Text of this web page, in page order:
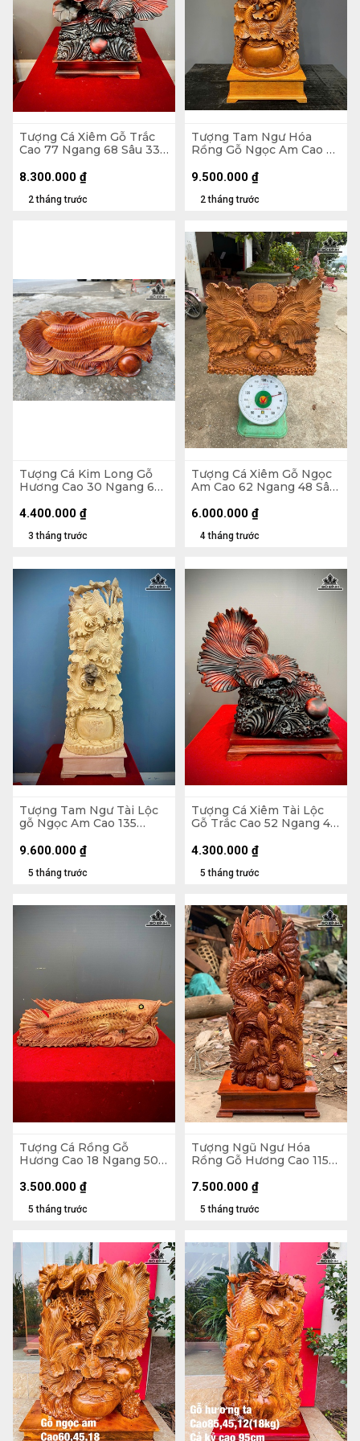
Tượng Cá Xiêm Gỗ Trắc
Cao 77 Ngang 68 Sâu 33
2 tháng trước
8.300.000 ₫
Tượng Tam Ngư Hóa
Rồng Gỗ Ngọc Am Cao Cả
(cm) - Kỷ Cao 15 (cm)
2 tháng trước
9.500.000 ₫
Tượng Cá Kim Long Gỗ
Hương Cao 30 Ngang 66
3 tháng trước
4.400.000 ₫
Tượng Cá Xiêm Gỗ Ngọc
Am Cao 62 Ngang 48 Sâu
4 tháng trước
6.000.000 ₫
Tượng Tam Ngư Tài Lộc
gỗ Ngọc Am Cao 135
5 tháng trước
9.600.000 ₫
Tượng Cá Xiêm Tài Lộc
Gỗ Trắc Cao 52 Ngang 48
5 tháng trước
4.300.000 ₫
Tượng Cá Rồng Gỗ
Hương Cao 18 Ngang 50
5 tháng trước
3.500.000 ₫
Tượng Ngũ Ngư Hóa
Rồng Gỗ Hương Cao 115
Không Kỷ Cao 100 (cm)
5 tháng trước
7.500.000 ₫